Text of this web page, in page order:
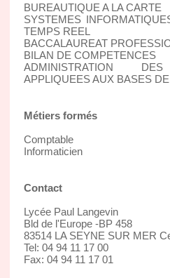
BUREAUTIQUE A LA CARTE
SYSTEMES
TEMPS REEL
BACCALAUREAT
BILAN DE COMPETENCES
ADMINISTRATION DES
APPLIQUEES AUX BASES
Métiers formés
Comptable
Informaticien
Contact
Lycée Paul Langevin
Bld de l'Europe -BP 458
83514 LA SEYNE SUR MER
Tel: 04 94 11 17 00
Fax: 04 94 11 17 01